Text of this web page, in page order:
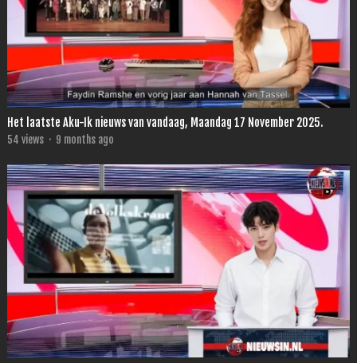
Het laatste Aku-Ik nieuws van vandaag, Maandag 17 November 2025.
54 views · 9 months ago